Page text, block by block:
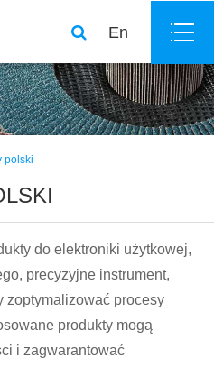
En
polski
do elektroniki użytkowej,
precyzyjne instrument,
zoptymalizować procesy
produkty mogą
i zagwarantować